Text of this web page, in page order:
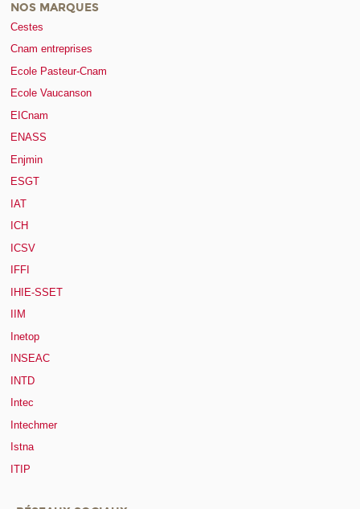
NOS MARQUES
Cestes
Cnam entreprises
Ecole Pasteur-Cnam
Ecole Vaucanson
EICnam
ENASS
Enjmin
ESGT
IAT
ICH
ICSV
IFFI
IHIE-SSET
IIM
Inetop
INSEAC
INTD
Intec
Intechmer
Istna
ITIP